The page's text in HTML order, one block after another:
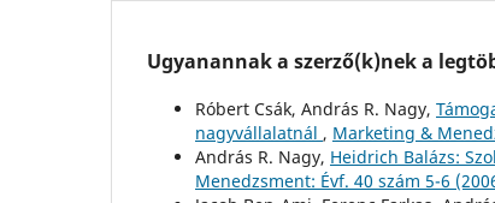
Ugyanannak a szerző(k)nek a
Róbert Csák, András R. Nagy,
nagyvállalatnál , Marketing &
András R. Nagy, Heidrich Balázs:
Menedzsment: Évf. 40 szám 5-6